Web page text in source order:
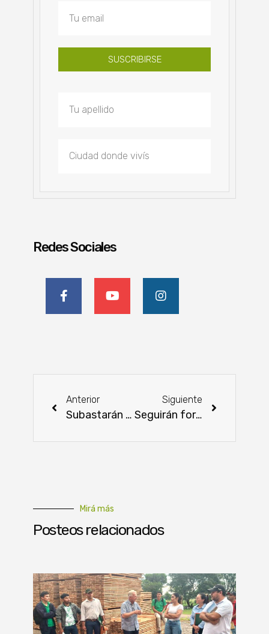
SUSCRIBIRSE
Redes Sociales
Anterior
Subastarán más de 300 vaquillas de genética 4X4
Siguiente
​Seguirán fortaleciendo las cadenas de valor agropecuarias en Paraguay
Mirá más
Posteos relacionados